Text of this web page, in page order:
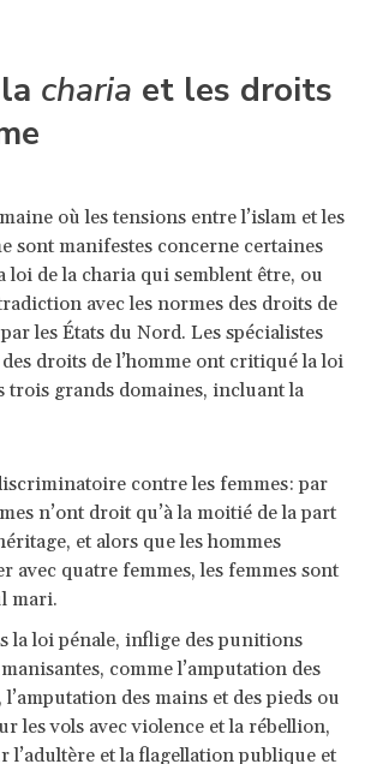
charia et les droits
où les tensions entre l’islam et les
sont manifestes concerne certaines
loi de la charia qui semblent être, ou
avec les normes des droits de
les États du Nord. Les spécialistes
droits de l’homme ont critiqué la loi
trois grands domaines, incluant la
contre les femmes: par
n’ont droit qu’à la moitié de la part
et alors que les hommes
avec quatre femmes, les femmes sont
mari.
la loi pénale, inflige des punitions
comme l’amputation des
des mains et des pieds ou
les vols avec violence et la rébellion,
l’adultère et la flagellation publique et